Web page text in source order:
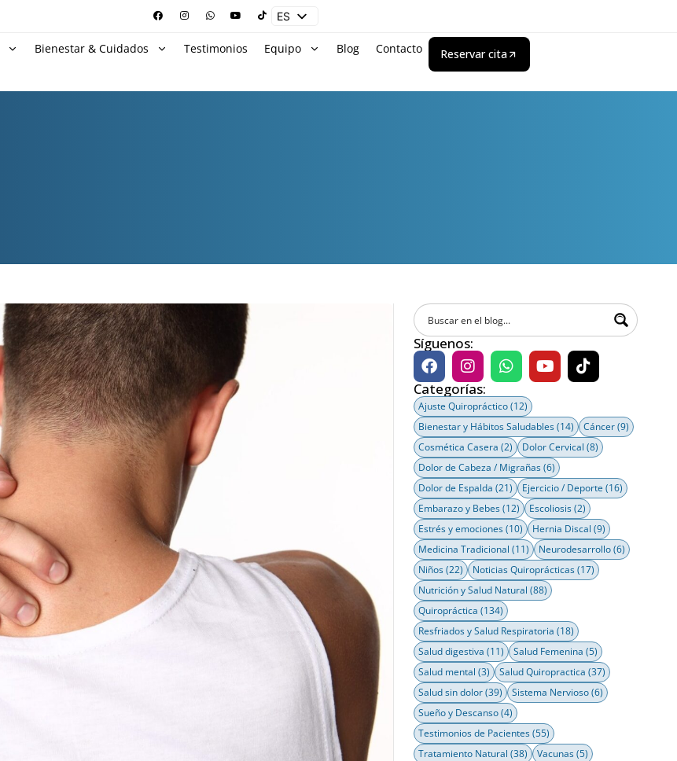
ES
Bienestar & Cuidados Testimonios Equipo Blog Contacto Reservar cita
Síguenos:
Categorías:
Ajuste Quiropráctico(12)
Bienestar y Hábitos Saludables(14) Cáncer(9)
Cosmética Casera (2) Dolor Cervical (8)
Dolor de Cabeza / Migrañas(6)
Dolor de Espalda (21) Ejercicio / Deporte (16)
Embarazo y Bebes(12) Escoliosis(2)
Estrés y emociones(10) Hernia Discal (9)
Medicina Tradicional (11) Neurodesarrollo(6)
Niños(22) Noticias Quiroprácticas(17)
Nutrición y Salud Natural (88)
Quiropráctica (134)
Resfriados y Salud Respiratoria (18)
Salud digestiva (11) Salud Femenina (5)
Salud mental (3) Salud Quiropractica (37)
Salud sin dolor(39) Sistema Nervioso(6)
Sueño y Descanso(4)
Testimonios de Pacientes(55)
Tratamiento Natural (38) Vacunas(5)